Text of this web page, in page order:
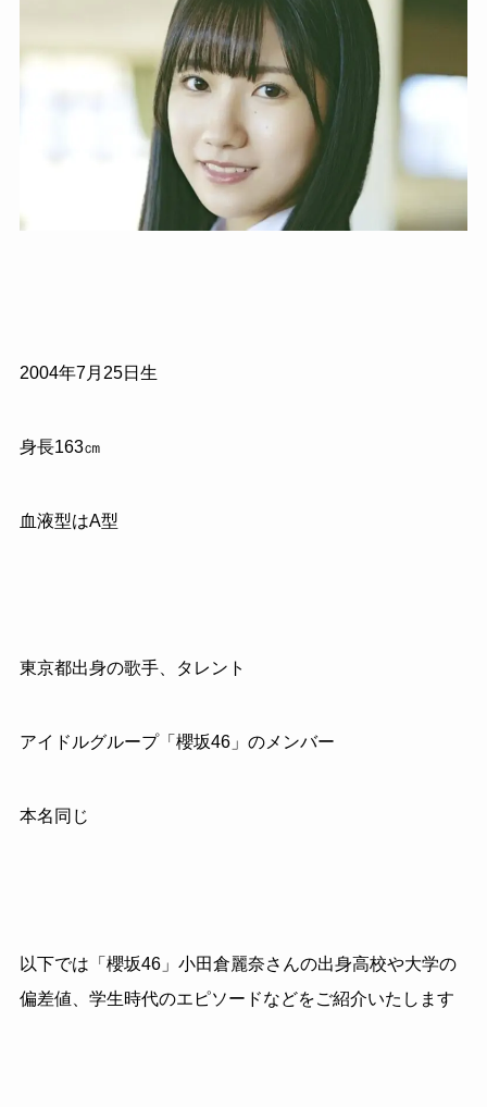
2004年7月25日生
身長163㎝
血液型はA型
東京都出身の歌手、タレント
アイドルグループ「櫻坂46」のメンバー
本名同じ
以下では「櫻坂46」小田倉麗奈さんの出身高校や大学の
偏差値、学生時代のエピソードなどをご紹介いたします